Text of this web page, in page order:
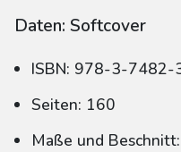
Daten: Softcover
ISBN: 978-3-
Seiten: 160
Maße und